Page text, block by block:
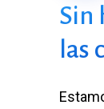
Sin
las